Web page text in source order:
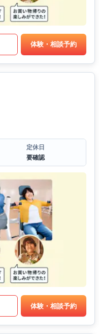
体験・相談予約
定休日
要確認
体験・相談予約